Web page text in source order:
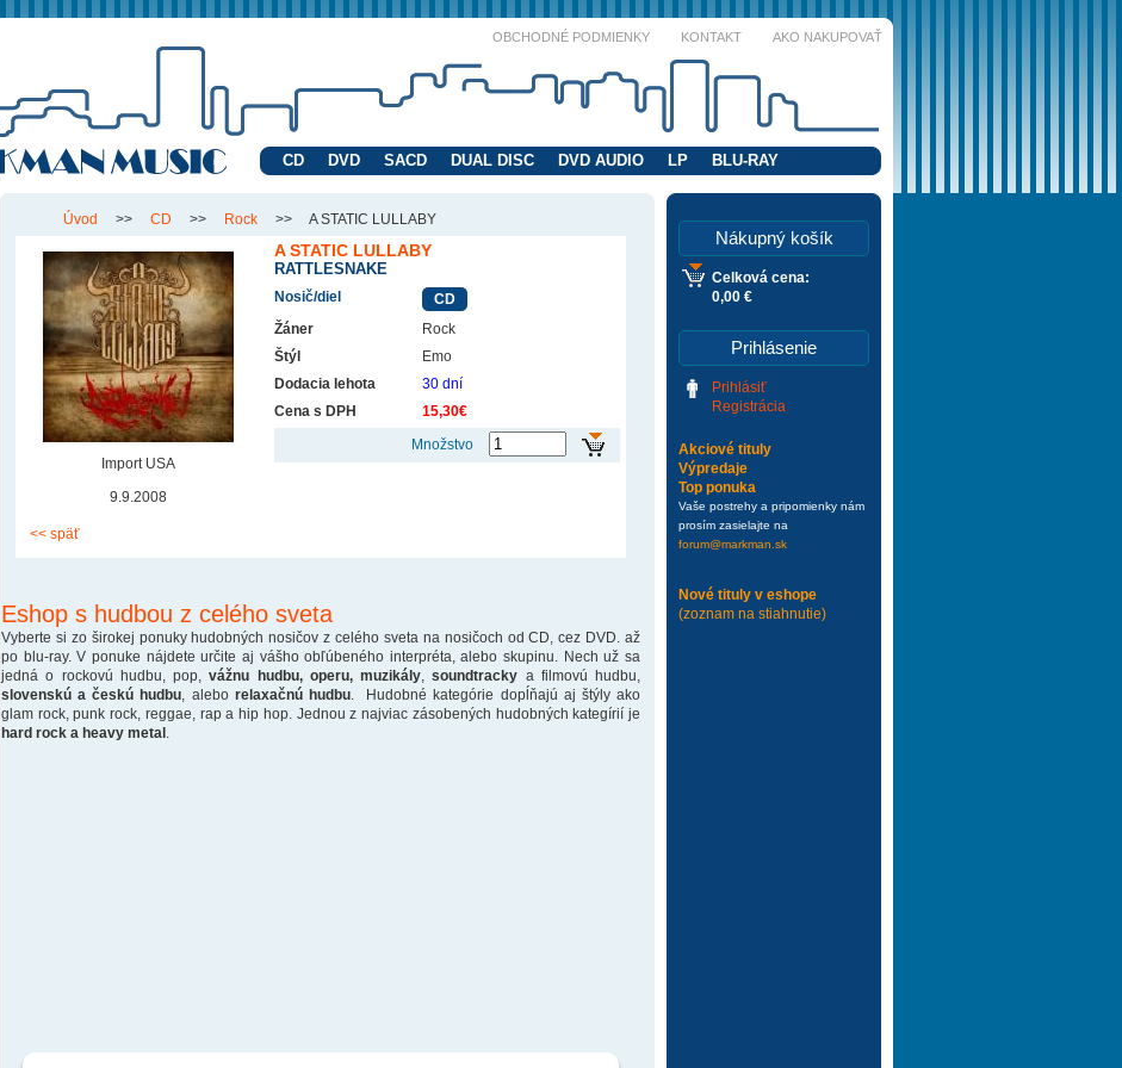
OBCHODNÉ PODMIENKY KONTAKT AKO NAKUPOVAŤ
CD DVD SACD DUAL DISC DVD AUDIO LP BLU-RAY
Úvod >> CD >> Rock >> A STATIC LULLABY
Import USA
9.9.2008
A STATIC LULLABY
RATTLESNAKE
Nosič/diel
CD
Žáner
Rock
Štýl
Emo
Dodacia lehota
30 dní
Cena s DPH
15,30€
Množstvo
<< späť
Eshop s hudbou z celého sveta
Vyberte si zo širokej ponuky hudobných nosičov z celého sveta na nosičoch od CD, cez DVD. až
po blu-ray. V ponuke nájdete určite aj vášho obľúbeného interpréta, alebo skupinu. Nech už sa
jedná o rockovú hudbu, pop,vážnu hudbu, operu, muzikály ,soundtracky a filmovú hudbu,
slovenskú a českú hudbu , alebo relaxačnú hudbu. Hudobné kategórie dopĺňajú aj štýly ako
glam rock, punk rock, reggae, rap a hip hop. Jednou z najviac zásobených hudobných kategírií je
hard rock a heavy metal
Nákupný košík
Celková cena:
0,00 €
Prihlásenie
Prihlásiť
Registrácia
Akciové tituly
Výpredaje
Top ponuka
Vaše postrehy a pripomienky nám
prosím zasielajte na
forum@markman.sk
Nové tituly v eshope
(zoznam na stiahnutie)